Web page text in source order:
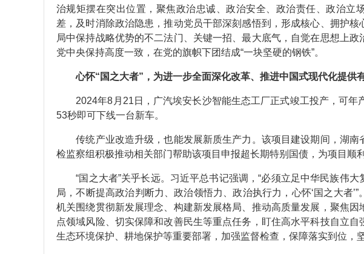
治规矩摆在突出位置，聚焦政治忠诚、政治安全、政治责任、政治立
差，及时消除政治隐患，推动党员干部深刻感悟到，形成核心、拥护
局中保持战略优势的不二法门、关键一招、最大底气，自觉在思想上
党中央保持高度一致，在党的旗帜下团结成“一块坚硬的钢铁”。
心怀“国之大者”，为进一步全面深化改革、推进中国式现代化提供
2024年8月21日，广汽埃安长沙智能生态工厂正式竣工投产，可年
53秒即可下线一台新车。
传统产业改造升级，也能发展新质生产力。该项目建设期间，湖南
检监察组积极推动相关部门帮助该项目申报超长期特别国债，为项目顺利
“国之大者”关乎长远。习近平总书记强调，“必须立足中华民族伟大
局，不断提高政治判断力、政治领悟力、政治执行力，心怀‘国之大者
机关围绕贯彻新发展理念、构建新发展格局、推动高质量发展，聚焦
点领域风险、切实保障和改善民生等重点任务，盯住高水平科技自立自
生态环境保护、耕地保护等重要部署，加强监督检查，保障落实到位，